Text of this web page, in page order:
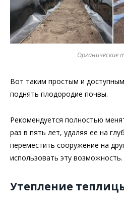
Органические
Вот таким простым и
поднять плодородие почвы.
Рекомендуется полностью
раз в пять лет, удаляя ее на
переместить сооружение на
использовать эту возможность.
Утепление